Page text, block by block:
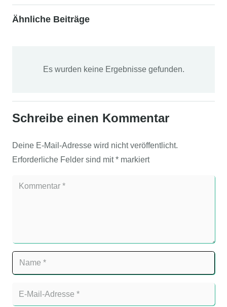
Ähnliche Beiträge
Es wurden keine Ergebnisse gefunden.
Schreibe einen Kommentar
Deine E-Mail-Adresse wird nicht veröffentlicht.
Erforderliche Felder sind mit* markiert